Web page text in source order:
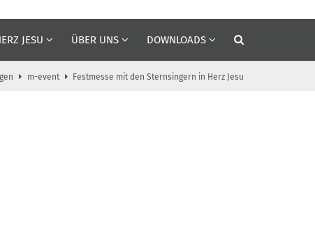
JESU ÜBER UNS DOWNLOADS
m-event Festmesse mit den Sternsingern in Herz Jesu